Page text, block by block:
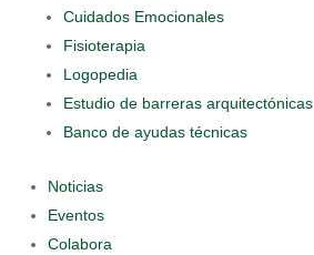
Cuidados Emocionales
Fisioterapia
Logopedia
Estudio de barreras arquitectónicas
Banco de ayudas técnicas
Noticias
Eventos
Colabora